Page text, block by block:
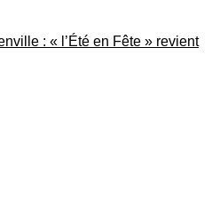
: « l’Été en Fête » revient